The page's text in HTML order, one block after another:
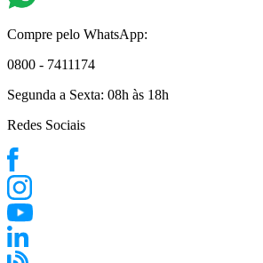
Compre pelo WhatsApp:
0800 - 7411174
Segunda a Sexta: 08h às 18h
Redes Sociais